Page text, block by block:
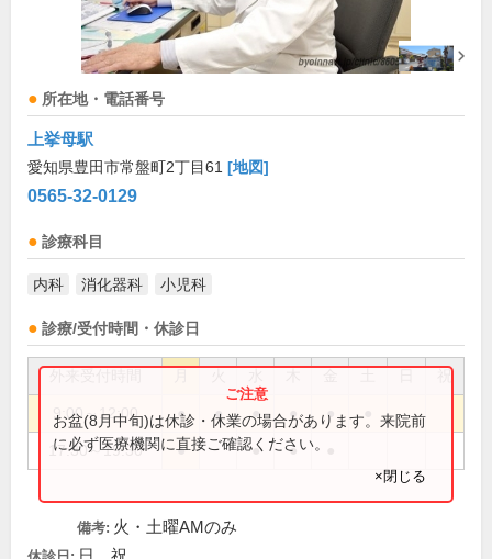
所在地・電話番号
上挙母駅
愛知県豊田市常盤町2丁目61 [地図]
0565-32-0129
診療科目
内科 消化器科 小児科
診療/受付時間・休診日
祝
9:00～12:00 ● ● ● ● ●
17:30～19:30 ● ● ●
お盆(8月中旬)は休診・休業の場合があります。来院前
に必ず医療機関に直接ご確認ください。
×閉じる
備考: 火・土曜AMのみ